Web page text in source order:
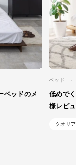
ベッドのメ
ベッド
低めで
様レビ
クオリ